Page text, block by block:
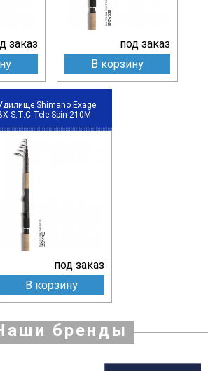
заказ
под заказ
В корзину
Shimano Exage
S.T.C Tele-Spin 210M
под заказ
В корзину
бренды